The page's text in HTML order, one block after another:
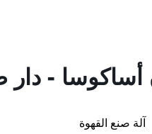
أساكوسا - دار
آلة صنع القهوة